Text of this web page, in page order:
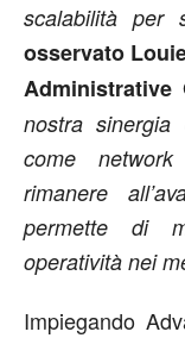
scalabilità per
osservato
Administrative
nostra
come
rimanere
permette di
operatività nei
Impiegando